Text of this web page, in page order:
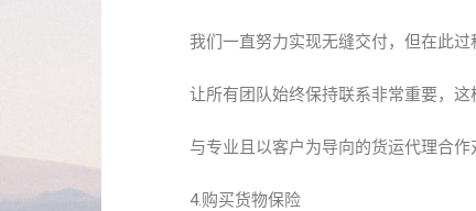
我们一直努力实现无缝交付，但在此过
让所有团队始终保持联系非常重要，这
与专业且以客户为导向的货运代理合作
4.购买货物保险